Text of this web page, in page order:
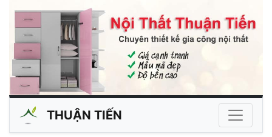
THUẬN TIẾN